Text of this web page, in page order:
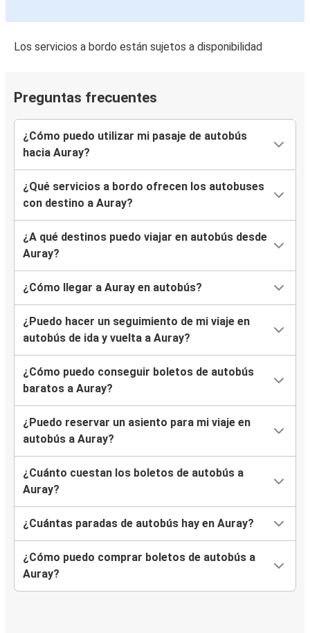
Los servicios a bordo están sujetos a disponibilidad
Preguntas frecuentes
¿Cómo puedo utilizar mi pasaje de autobús
hacia Auray?
¿Qué servicios a bordo ofrecen los autobuses
con destino a Auray?
¿A qué destinos puedo viajar en autobús desde
Auray?
¿Cómo llegar a Auray en autobús?
¿Puedo hacer un seguimiento de mi viaje en
autobús de ida y vuelta a Auray?
¿Cómo puedo conseguir boletos de autobús
baratos a Auray?
¿Puedo reservar un asiento para mi viaje en
autobús a Auray?
¿Cuánto cuestan los boletos de autobús a
Auray?
¿Cuántas paradas de autobús hay en Auray?
¿Cómo puedo comprar boletos de autobús a
Auray?